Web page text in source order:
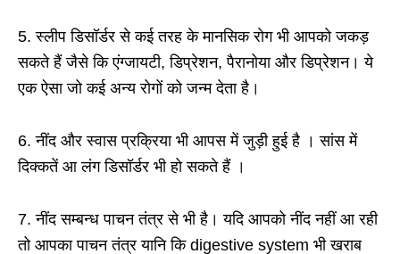
5. स्लीप डिसॉर्डर से कई तरह के मानसिक रोग भी आपको जकड़
सकते हैं जैसे कि एंग्जायटी, डिप्रेशन, पैरानोया और डिप्रेशन। ये
एक ऐसा जो कई अन्य रोगों को जन्म देता है।
6. नींद और स्वास प्रक्रिया भी आपस में जुड़ी हुई है । सांस में
दिक्कतें आ लंग डिसॉर्डर भी हो सकते हैं ।
7. नींद सम्बन्ध पाचन तंत्र से भी है। यदि आपको नींद नहीं आ रही
तो आपका पाचन तंत्र यानि कि digestive system भी खराब